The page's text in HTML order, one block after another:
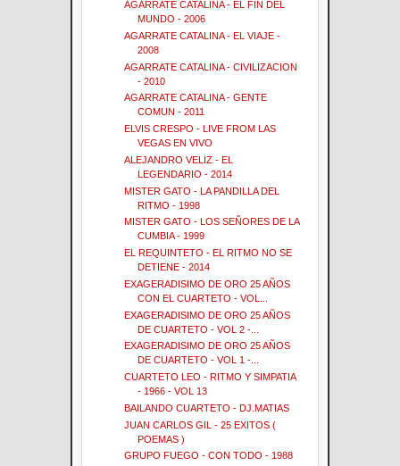
AGARRATE CATALINA - EL FIN DEL
MUNDO - 2006
AGARRATE CATALINA - EL VIAJE -
2008
AGARRATE CATALINA - CIVILIZACION
- 2010
AGARRATE CATALINA - GENTE
COMUN - 2011
ELVIS CRESPO - LIVE FROM LAS
VEGAS EN VIVO
ALEJANDRO VELIZ - EL
LEGENDARIO - 2014
MISTER GATO - LA PANDILLA DEL
RITMO - 1998
MISTER GATO - LOS SEÑORES DE LA
CUMBIA - 1999
EL REQUINTETO - EL RITMO NO SE
DETIENE - 2014
EXAGERADISIMO DE ORO 25 AÑOS
CON EL CUARTETO - VOL...
EXAGERADISIMO DE ORO 25 AÑOS
DE CUARTETO - VOL 2 -...
EXAGERADISIMO DE ORO 25 AÑOS
DE CUARTETO - VOL 1 -...
CUARTETO LEO - RITMO Y SIMPATIA
- 1966 - VOL 13
BAILANDO CUARTETO - DJ.MATIAS
JUAN CARLOS GIL - 25 EXITOS (
POEMAS )
GRUPO FUEGO - CON TODO - 1988